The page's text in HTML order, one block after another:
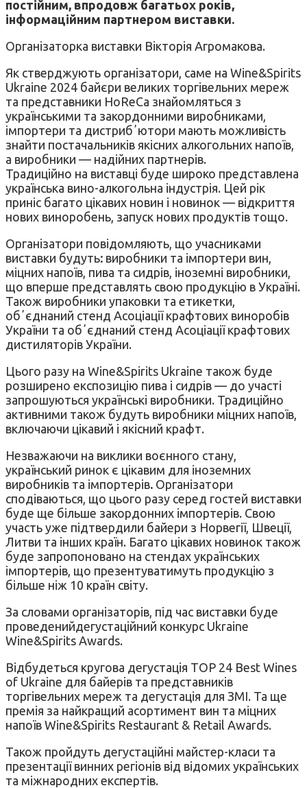
постійним, впродовж багатьох років,
інформаційним партнером виставки.
Організаторка виставки Вікторія Агромакова.
Як стверджують організатори, саме на Wine&Spirits
Ukraine 2024 байєри великих торгівельних мереж
та представники HoReCa знайомляться з
українськими та закордонними виробниками,
імпортери та дистрибʼютори мають можливість
знайти постачальників якісних алкогольних напоїв,
а виробники — надійних партнерів.
Традиційно на виставці буде широко представлена
українська вино-алкогольна індустрія. Цей рік
приніс багато цікавих новин і новинок — відкриття
нових виноробень, запуск нових продуктів тощо.
Організатори повідомляють, що учасниками
виставки будуть: виробники та імпортери вин,
міцних напоїв, пива та сидрів, іноземні виробники,
що вперше представлять свою продукцію в Україні.
Також виробники упаковки та етикетки,
обʼєднаний стенд Асоціації крафтових виноробів
України та обʼєднаний стенд Асоціації крафтових
дистиляторів України.
Цього разу на Wine&Spirits Ukraine також буде
розширено експозицію пива і сидрів — до участі
запрошуються українські виробники. Традиційно
активними також будуть виробники міцних напоїв,
включаючи цікавий і якісний крафт.
Незважаючи на виклики воєнного стану,
український ринок є цікавим для іноземних
виробників та імпортерів. Організатори
сподіваються, що цього разу серед гостей виставки
буде ще більше закордонних імпортерів. Свою
участь уже підтвердили байери з Норвегії, Швеції,
Литви та інших країн. Багато цікавих новинок також
буде запропоновано на стендах українських
імпортерів, що презентуватимуть продукцію з
більше ніж 10 країн світу.
За словами організаторів, під час виставки буде
проведенийдегустаційний конкурс Ukraine
Wine&Spirits Awards.
Відбудеться кругова дегустація TOP 24 Best Wines
of Ukraine для байерів та представників
торгівельних мереж та дегустація для ЗМІ. Та ще
премія за найкращий асортимент вин та міцних
напоїв Wine&Spirits Restaurant & Retail Awards.
Також пройдуть дегустаційні майстер-класи та
презентації винних регіонів від відомих українських
та міжнародних експертів.